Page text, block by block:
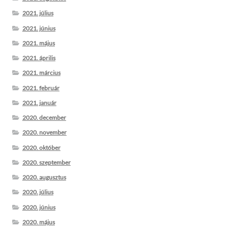
2021. július
2021. június
2021. május
2021. április
2021. március
2021. február
2021. január
2020. december
2020. november
2020. október
2020. szeptember
2020. augusztus
2020. július
2020. június
2020. május